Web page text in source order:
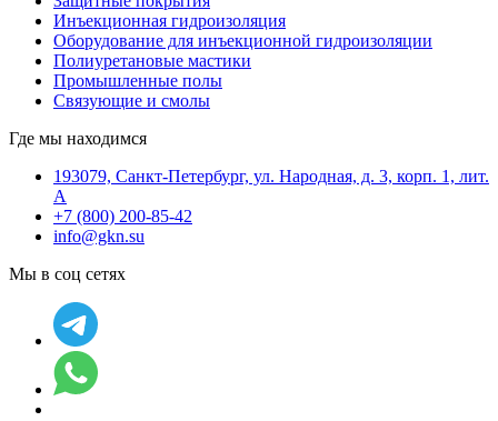
Инъекционная гидроизоляция
Оборудование для инъекционной гидроизоляции
Полиуретановые мастики
Промышленные полы
Связующие и смолы
Где мы находимся
193079, Санкт-Петербург, ул. Народная, д. 3, корп. 1, лит.
А
+7 (800) 200-85-42
info@gkn.su
Мы в соц сетях